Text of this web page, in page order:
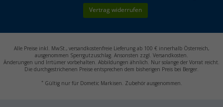
Vertrag widerrufen
Alle Preise inkl. MwSt., versandkostenfreie Lieferung ab 100 € innerhalb Österreich,
ausgenommen Sperrgutzuschlag. Ansonsten zzgl. Versandkosten.
Änderungen und Irrtümer vorbehalten. Abbildungen ähnlich. Nur solange der Vorrat reicht.
Die durchgestrichenen Preise entsprechen dem bisherigen Preis bei Berger.
*Gültig nur für Dometic Markisen. Zubehör ausgenommen.